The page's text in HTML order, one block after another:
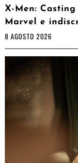
X-Men:
Marvel e
8 AGOSTO 2026